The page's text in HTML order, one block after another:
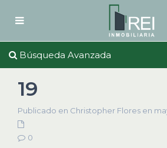
Búsqueda Avanzada
19
Publicado en Christopher Flores en
0